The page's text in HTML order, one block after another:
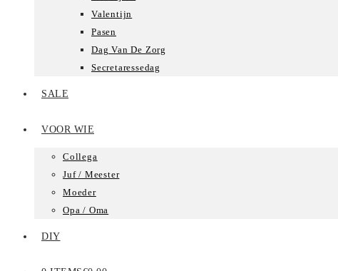
Valentijn
Pasen
Dag Van De Zorg
Secretaressedag
SALE
VOOR WIE
Collega
Juf / Meester
Moeder
Opa / Oma
DIY